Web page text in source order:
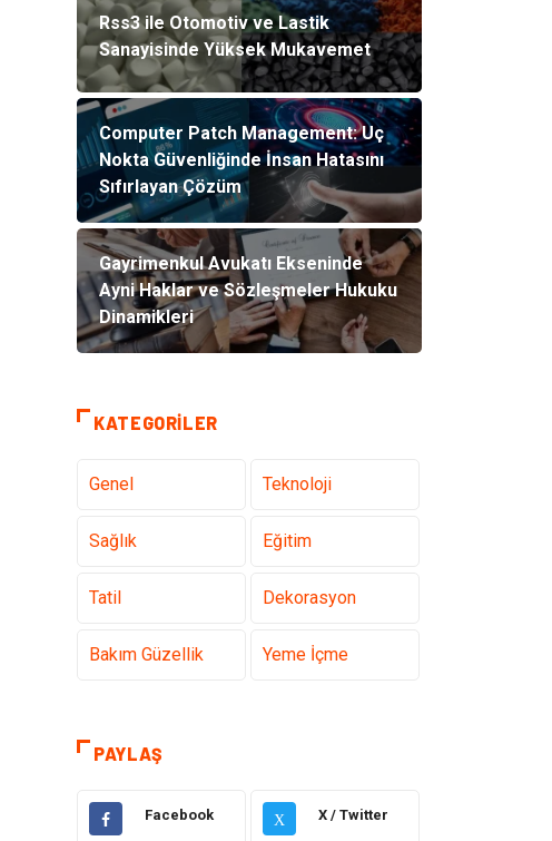
Rss3 ile Otomotiv ve Lastik
Sanayisinde Yüksek Mukavemet
Computer Patch Management: Uç
Nokta Güvenliğinde İnsan Hatasını
Sıfırlayan Çözüm
Gayrimenkul Avukatı Ekseninde
Ayni Haklar ve Sözleşmeler Hukuku
Dinamikleri
KATEGORILER
Genel Teknoloji
Sağlık Eğitim
Tatil Dekorasyon
Bakım Güzellik Yeme İçme
Bilgisayar &
PAYLAŞ
Facebook X X / Twitter